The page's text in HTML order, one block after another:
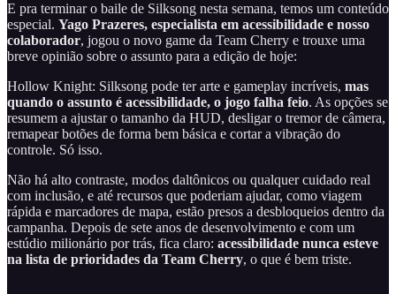
E pra terminar o baile de Silksong nesta semana, temos um conteúdo
especial. Yago Prazeres, especialista em acessibilidade e nosso
colaborador, jogou o novo game da Team Cherry e trouxe uma
breve opinião sobre o assunto para a edição de hoje:
Hollow Knight: Silksong pode ter arte e gameplay incríveis, mas
quando o assunto é acessibilidade, o jogo falha feio. As opções se
resumem a ajustar o tamanho da HUD, desligar o tremor de câmera,
remapear botões de forma bem básica e cortar a vibração do
controle. Só isso.
Não há alto contraste, modos daltônicos ou qualquer cuidado real
com inclusão, e até recursos que poderiam ajudar, como viagem
rápida e marcadores de mapa, estão presos a desbloqueios dentro da
campanha. Depois de sete anos de desenvolvimento e com um
estúdio milionário por trás, fica claro: acessibilidade nunca esteve
na lista de prioridades da Team Cherry, o que é bem triste.